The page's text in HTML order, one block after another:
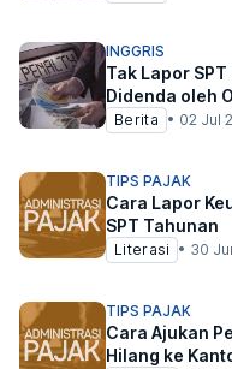
INGGRIS
Tak Lapor
Didenda oleh
Berita • 02 Jul
TIPS PAJAK
Cara Lapor
SPT Tahunan
Literasi • 30
TIPS PAJAK
Cara Ajukan
Hilang ke